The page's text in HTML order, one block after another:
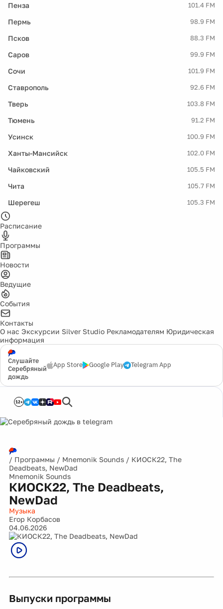
Пенза 101.4 FM
Пермь 98.9 FM
Псков 88.3 FM
Саров 99.9 FM
Сочи 101.9 FM
Ставрополь 92.6 FM
Тверь 103.8 FM
Тюмень 91.2 FM
Усинск 100.9 FM
Ханты-Мансийск 102.0 FM
Чайковский 105.5 FM
Чита 105.7 FM
Шерегеш 105.3 FM
Расписание
Программы
Новости
Ведущие
События
Контакты
О нас Экскурсии Silver Studio Рекламодателям Юридическая
информация
Слушайте
Серебряный
дождь
App Store Google Play Telegram App
12+
/ Программы / Mnemonik Sounds / КИОСК22, The
Deadbeats, NewDad
Mnemonik Sounds
КИОСК22, The Deadbeats,
NewDad
Музыка
Егор Корбасов
04.06.2026
Выпуски программы